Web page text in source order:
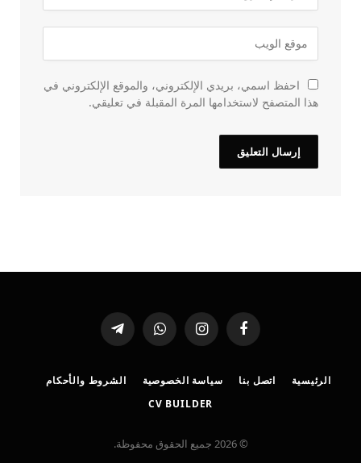
احفظ اسمي، بريدي الإلكتروني، والموقع الإلكتروني في
هذا المتصفح لاستخدامها المرة المقبلة في تعليقي.
فيسبوك الانستغرامواتساب تيلقرام
الرئيسية اتصل بنا سياسة الخصوصية
الشروط والأحكام
CV BUILDER
© 2026 جميع الحقوق محفوظة.